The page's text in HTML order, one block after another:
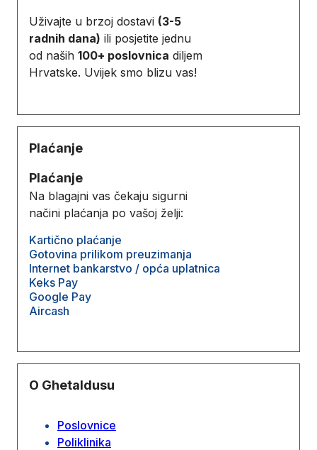
Uživajte u brzoj dostavi (3-5
radnih dana) ili posjetite jednu
od naših 100+ poslovnica diljem
Hrvatske. Uvijek smo blizu vas!
Plaćanje
Plaćanje
Na blagajni vas čekaju sigurni
načini plaćanja po vašoj želji:
Kartično plaćanje
Gotovina prilikom preuzimanja
Internet bankarstvo / opća uplatnica
Keks Pay
Google Pay
Aircash
O Ghetaldusu
Poslovnice
Poliklinika